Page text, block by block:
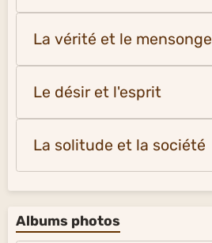
La vérité et le mensonge
Le désir et l'esprit
La solitude et la société
Albums photos